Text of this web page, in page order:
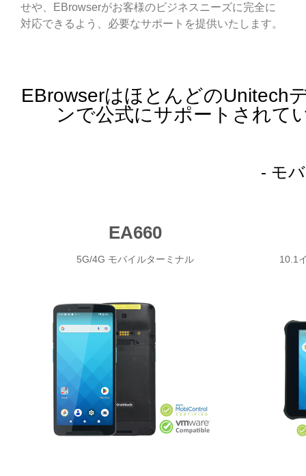
せや、EBrowserがお客様のビジネスニーズに完全に
対応できるよう、必要なサポートを提供いたします。
EBrowserはほとんどのUnitech
ンで公式にサポートされて
- モ
EA660
5G/4G モバイルターミナル 10.1